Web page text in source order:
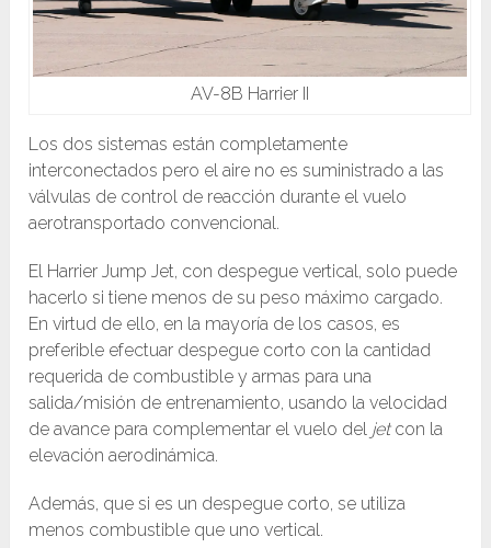
AV-8B Harrier II
Los dos sistemas están completamente
interconectados pero el aire no es suministrado a las
válvulas de control de reacción durante el vuelo
aerotransportado convencional.
El Harrier Jump Jet, con despegue vertical, solo puede
hacerlo si tiene menos de su peso máximo cargado.
En virtud de ello, en la mayoría de los casos, es
preferible efectuar despegue corto con la cantidad
requerida de combustible y armas para una
salida/misión de entrenamiento, usando la velocidad
de avance para complementar el vuelo del jetcon la
elevación aerodinámica.
Además, que si es un despegue corto, se utiliza
menos combustible que uno vertical.